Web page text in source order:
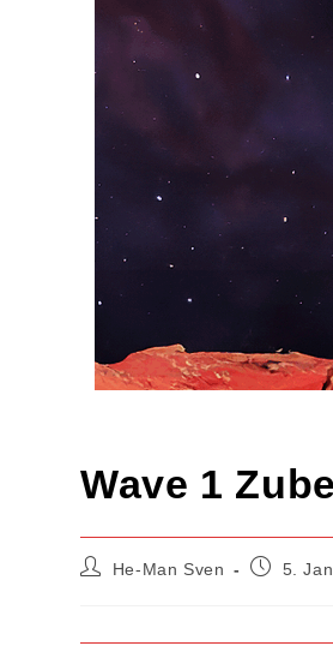
Wave 1
Beitrags-
He-Man Sven
Beitrag
5.